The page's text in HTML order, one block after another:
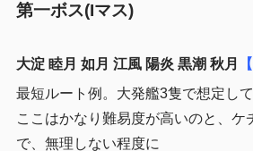
第一ボス(Iマス)
大淀 睦月 如月 江風 陽炎 黒潮 秋月
最短ルート例。大発艦3隻で想定して
ここはかなり難易度が高いのと、ケ
で、無理しない程度に